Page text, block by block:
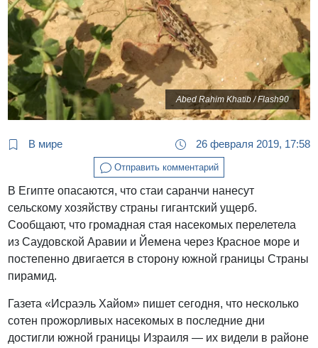
Abed Rahim Khatib / Flash90
В мире 26 февраля 2019, 17:58
Отправить комментарий
В Египте опасаются, что стаи саранчи нанесут
сельскому хозяйству страны гигантский ущерб.
Сообщают, что громадная стая насекомых перелетела
из Саудовской Аравии и Йемена через Красное море и
постепенно двигается в сторону южной границы Страны
пирамид.
Газета «Исраэль Хайом» пишет сегодня, что несколько
сотен прожорливых насекомых в последние дни
достигли южной границы Израиля — их видели в районе